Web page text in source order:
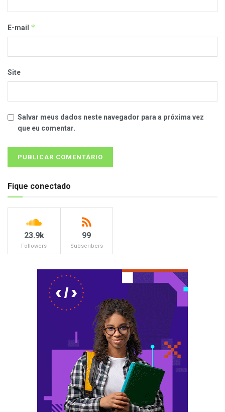
E-mail *
Site
Salvar meus dados neste navegador para a próxima vez
que eu comentar.
Fique conectado
23.9k
Followers
99
Subscribers